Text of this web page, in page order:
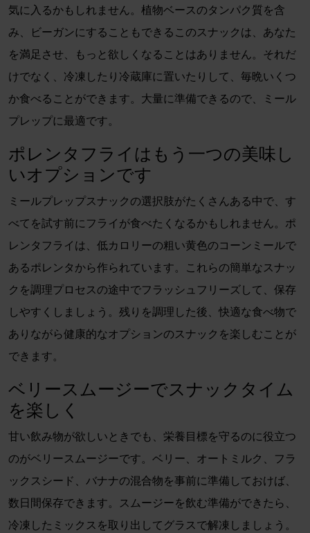
気に入るかもしれません。植物ベースのタンパク質を含
み、ビーガンにすることもできるこのスナックは、あなた
を満足させ、もっと欲しくなることはありません。それだ
けでなく、冷凍したり冷蔵庫に置いたりして、毎晩いくつ
か食べることができます。大量に準備できるので、ミール
プレップに最適です。
ポレンタフライはもう一つの美味し
いオプションです
ミールプレップスナックの選択肢がたくさんある中で、す
べてを試す前にフライが食べたくなるかもしれません。ポ
レンタフライは、低カロリーの粗い黄色のコーンミールで
あるポレンタから作られています。これらの簡単なスナッ
クを調理プロセスの途中でフラッシュフリーズして、保存
しやすくしましょう。残りを調理した後、快適な食べ物で
ありながら健康的なオプションのスナックを楽しむことが
できます。
ベリースムージーでスナックタイム
を楽しく
甘い飲み物が欲しいときでも、栄養目標を守るのに役立つ
のがベリースムージーです。ベリー、オートミルク、フラ
ックスシード、バナナの混合物を事前に準備しておけば、
数日間保存できます。スムージーを飲む準備ができたら、
冷凍したミックスを取り出してグラスで解凍しましょう。